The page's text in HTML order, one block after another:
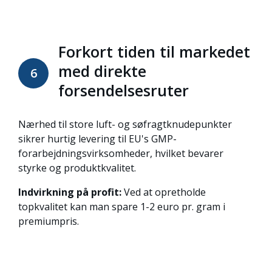
6
Forkort tiden til markedet
med direkte
forsendelsesruter
Nærhed til store luft- og søfragtknudepunkter
sikrer hurtig levering til EU's GMP-
forarbejdningsvirksomheder, hvilket bevarer
styrke og produktkvalitet.
Indvirkning på profit:Ved at opretholde
topkvalitet kan man spare 1-2 euro pr. gram i
premiumpris.